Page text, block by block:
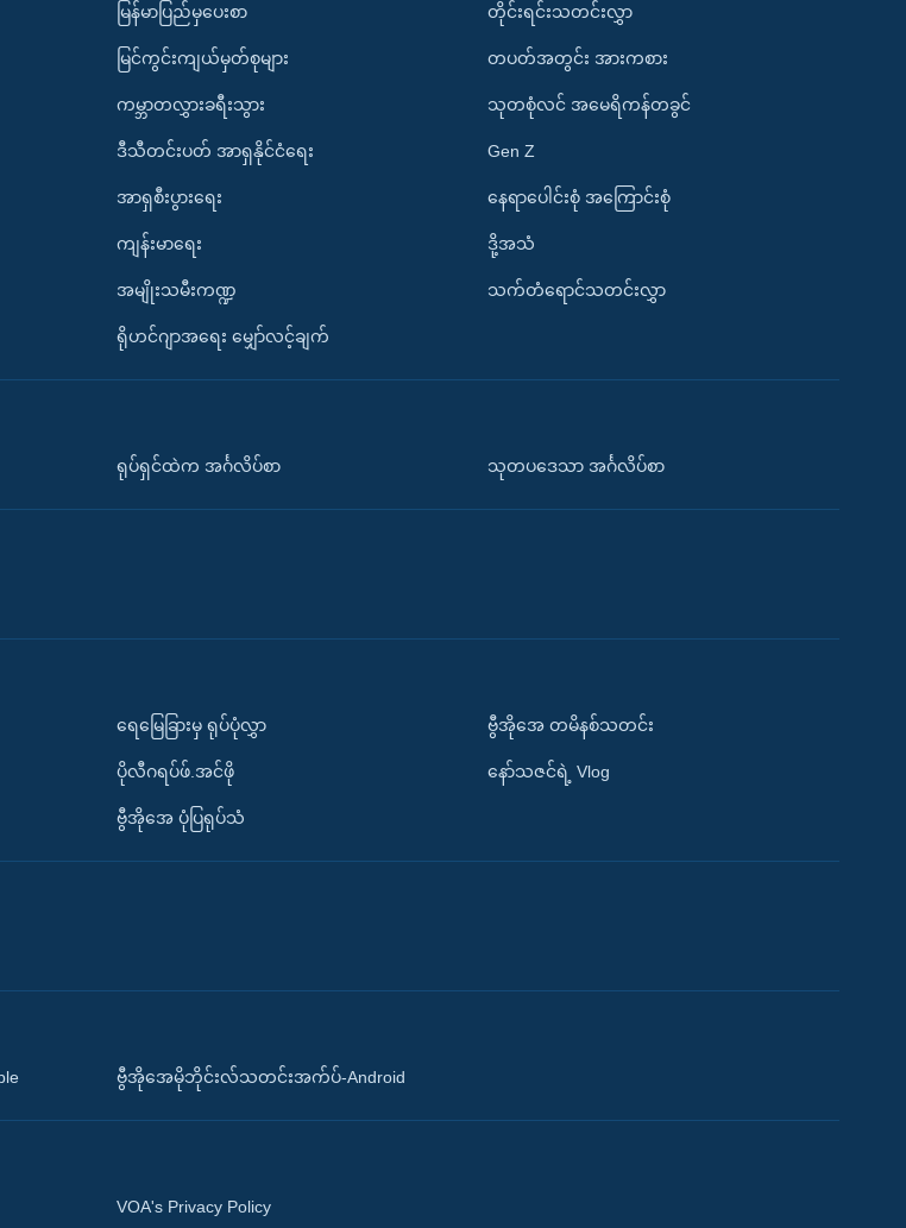
မြန်မာပြည်မှပေးစာ
မြင်ကွင်းကျယ်မှတ်စုများ
ကမ္ဘာတလွှားခရီးသွား
ဒီသီတင်းပတ် အာရှနိုင်ငံရေး
အာရှစီးပွားရေး
ကျန်းမာရေး
အမျိုးသမီးကဏ္ဍ
ရိုဟင်ဂျာအရေး မျှော်လင့်ချက်
တိုင်းရင်းသတင်းလွှာ
တပတ်အတွင်း အားကစား
သုတစုံလင် အမေရိကန်တခွင်
Gen Z
နေရာပေါင်းစုံ အကြောင်းစုံ
ဒို့အသံ
သက်တံရောင်သတင်းလွှာ
ရုပ်ရှင်ထဲက အင်္ဂလိပ်စာ သုတပဒေသာ အင်္ဂလိပ်စာ
ရေမြေခြားမှ ရုပ်ပုံလွှာ
ပိုလီဂရပ်ဖ်.အင်ဖို
ဗွီအိုအေ ပုံပြရုပ်သံ
ဗွီအိုအေ တမိနစ်သတင်း
နော်သဇင်ရဲ့ Vlog
ဗွီအိုအေမိုဘိုင်းလ်သတင်းအက်ပ်-Android
VOA's Privacy Policy